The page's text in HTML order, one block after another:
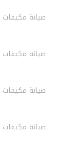
صيانة مكيفات
صيانة مكيفات
صيانة مكيفات
صيانة مكيفات